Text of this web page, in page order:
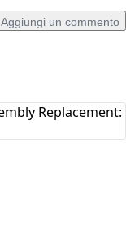
Aggiungi un commento